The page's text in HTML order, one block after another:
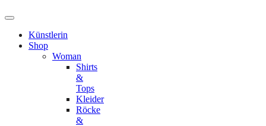
Künstlerin
Shop
Woman
Shirts
&
Tops
Kleider
Röcke
&